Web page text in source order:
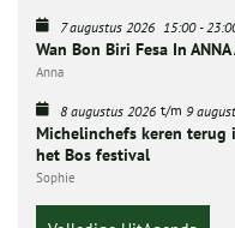
7 augustus 2026 15:00-
Wan Bon Biri Fesa In
Anna
8 augustus 2026 t/m 9
Michelinchefs keren terug
het Bos festival
Sophie